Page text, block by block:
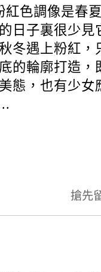
紅色調像是春
日子裏很少見
冬遇上粉紅，
的輪廓打造，
態，也有少女
搶先